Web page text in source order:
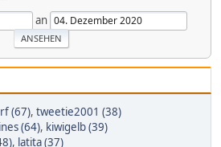
an
(67), tweetie2001 (38)
(64), kiwigelb (39)
, latita (37)